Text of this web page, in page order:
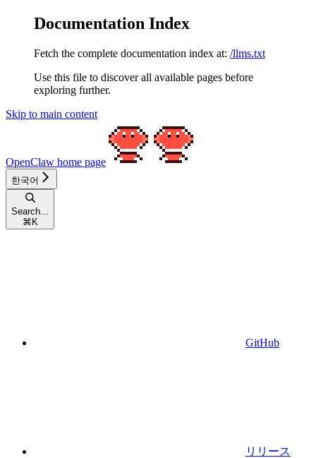
Documentation Index
Fetch the complete documentation index at: /llms.txt
Use this file to discover all available pages before
exploring further.
Skip to main content
OpenClaw home page
한국어
Search...
⌘ K
GitHub
リリース